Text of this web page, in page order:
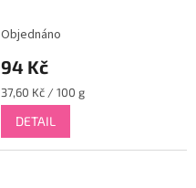
Objednáno
94 Kč
Měrná
cena:
37,60 Kč / 100 g
DETAIL